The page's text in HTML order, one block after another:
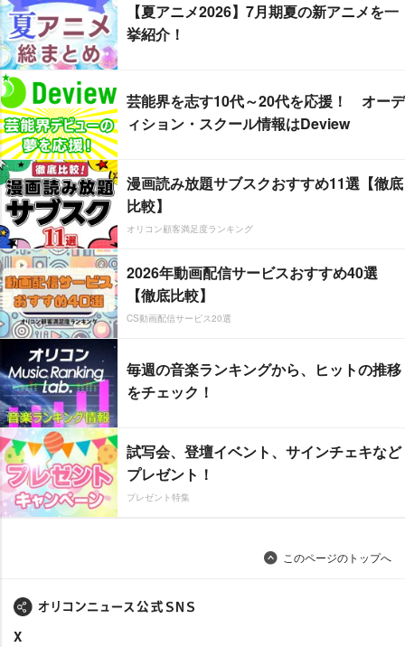
【夏アニメ2026】7月期夏の新アニメを一
挙紹介！
芸能界を志す10代～20代を応援！ オーデ
ィション・スクール情報はDeview
漫画読み放題サブスクおすすめ11選【徹底
比較】
オリコン顧客満足度ランキング
2026年動画配信サービスおすすめ40選
【徹底比較】
CS動画配信サービス20選
毎週の音楽ランキングから、ヒットの推移
をチェック！
試写会、登壇イベント、サインチェキなど
プレゼント！
プレゼント特集
このページのトップへ
X